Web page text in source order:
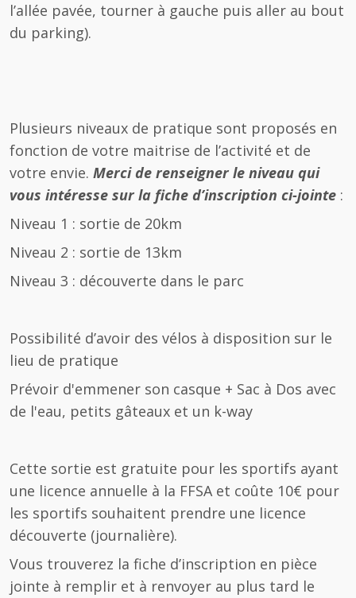
l’allée pavée, tourner à gauche puis aller au bout
du parking).
Plusieurs niveaux de pratique sont proposés en
fonction de votre maitrise de l’activité et de
votre envie. Merci de renseigner le niveau qui
vous intéresse sur la fiche d’inscription ci-jointe :
Niveau 1 : sortie de 20km
Niveau 2 : sortie de 13km
Niveau 3 : découverte dans le parc
Possibilité d’avoir des vélos à disposition sur le
lieu de pratique
Prévoir d'emmener son casque + Sac à Dos avec
de l'eau, petits gâteaux et un k-way
Cette sortie est gratuite pour les sportifs ayant
une licence annuelle à la FFSA et coûte 10€ pour
les sportifs souhaitent prendre une licence
découverte (journalière).
Vous trouverez la fiche d’inscription en pièce
jointe à remplir et à renvoyer au plus tard le